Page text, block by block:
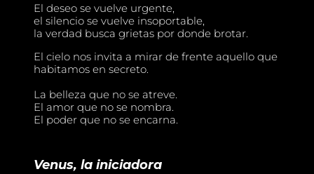
El deseo se vuelve urgente,
el silencio se vuelve insoportable,
la verdad busca grietas por donde brotar.
El cielo nos invita a mirar de frente aquello que
habitamos en secreto.
La belleza que no se atreve.
El amor que no se nombra.
El poder que no se encarna.
Venus, la iniciadora